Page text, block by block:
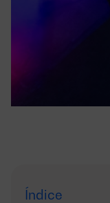
Índice